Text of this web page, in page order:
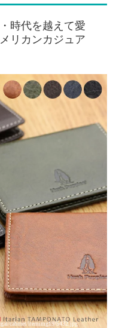
時代を越えて愛
リカンカジュア
cabinet/itemimg19/5432.jpg